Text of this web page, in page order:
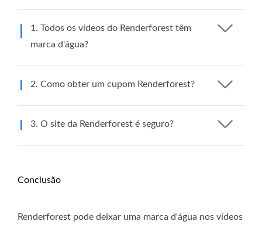
1. Todos os vídeos do Renderforest têm
marca d'água?
2. Como obter um cupom Renderforest?
3. O site da Renderforest é seguro?
Conclusão
Renderforest pode deixar uma marca d'água nos vídeos